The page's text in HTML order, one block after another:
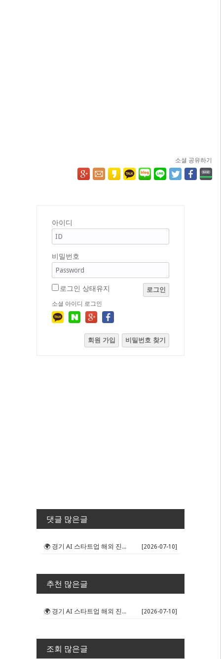
소셜 공유하기
아이디
비밀번호
로그인 상태유지 로그인
소셜 아이디 로그인
회원 가입 비밀번호 찾기
댓글 많은글
🌍 경기 AI 스타트업 해외 진출 판... [2026-07-10]
추천 많은글
🌍 경기 AI 스타트업 해외 진출 판... [2026-07-10]
조회 많은글